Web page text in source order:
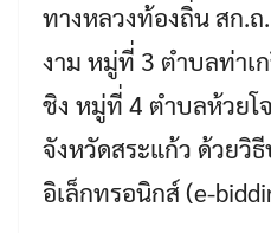
Search
ทางหลวงท้องถิ่น สก.
งาม หมู่ที่ 3 ตำบลท่าเ
ชิง หมู่ที่ 4 ตำบลห้วยโ
จังหวัดสระแก้ว ด้วยวิ
อิเล็กทรอนิกส์ (e-